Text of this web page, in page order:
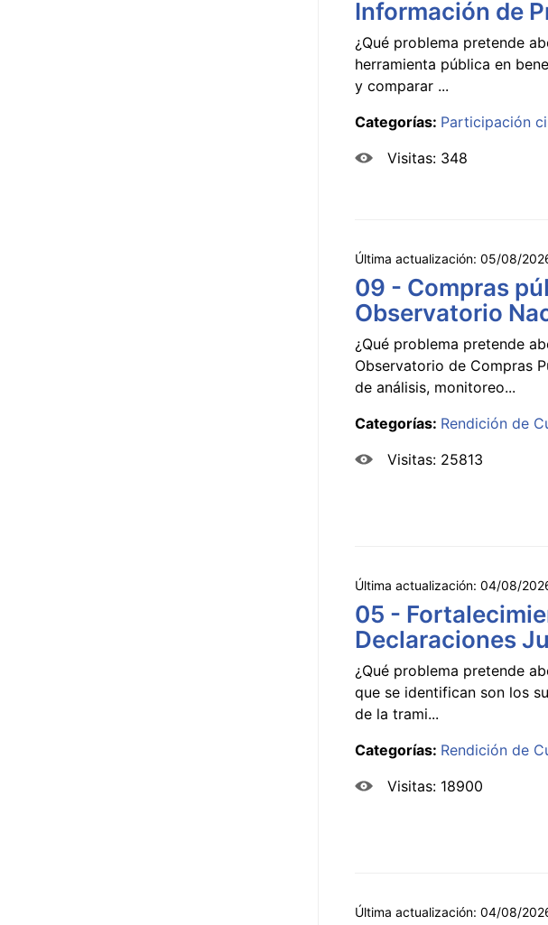
Información de
¿Qué problema pretende
herramienta pública en
y comparar ...
Categorías: Participación
Visitas: 348
Última actualización: 05/08/
09 - Compras
Observatorio
¿Qué problema pretende
Observatorio de Compras
de análisis, monitoreo...
Categorías: Rendición de
Visitas: 25813
Última actualización: 04/08/
05 -
Declaraciones
¿Qué problema pretende
que se identifican son los
de la trami...
Categorías: Rendición de
Visitas: 18900
Última actualización: 04/08/